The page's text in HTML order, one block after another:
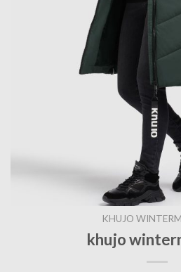
KHUJO
khujo